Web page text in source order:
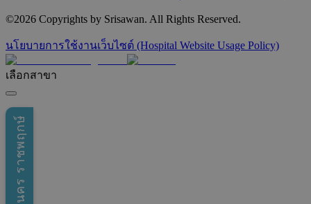
©2026 Copyrights by Srisawan. All Rights Reserved.
นโยบายการใช้งานเว็บไซต์ (Hospital Website Usage Policy)
เลือกสาขา